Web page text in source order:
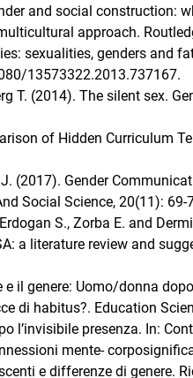
and social construction:
approach.
sexualities, genders and
13573322.2013.737167.
T. (2014). The silent sex.
of Hidden Curriculum
(2017). Gender
Social Science, 20(11): 69-
S., Zorba E. and
a literature review and
e il genere: Uomo/donna
di habitus?. Education
l’invisibile presenza. In:
mente-
e differenze di genere.